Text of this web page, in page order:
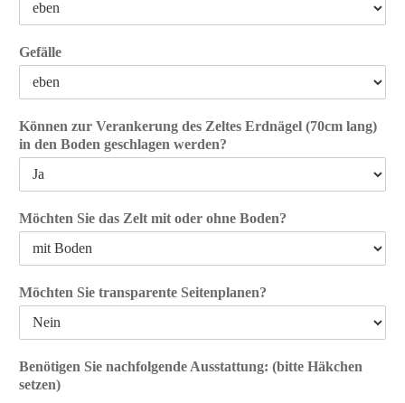
Gefälle
Können zur Verankerung des Zeltes Erdnägel (70cm lang)
in den Boden geschlagen werden?
Möchten Sie das Zelt mit oder ohne Boden?
Möchten Sie transparente Seitenplanen?
Benötigen Sie nachfolgende Ausstattung: (bitte Häkchen
setzen)